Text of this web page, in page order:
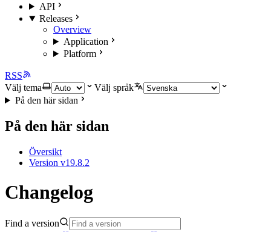
API
Releases
Overview
Application
Platform
RSS
Välj tema
Välj språk
På den här sidan
På den här sidan
Översikt
Version v19.8.2
Changelog
Find a version